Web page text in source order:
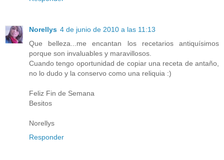
Norellys 4 de junio de 2010 a las 11:13
Que belleza...me encantan los recetarios antiquísimos
porque son invaluables y maravillosos.
Cuando tengo oportunidad de copiar una receta de antaño,
no lo dudo y la conservo como una reliquia :)
Feliz Fin de Semana
Besitos
Norellys
Responder